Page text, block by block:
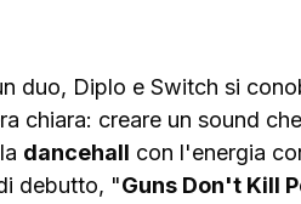
duo, Diplo e Switch si
chiara: creare un sound
dancehall con l'energia
debutto, "Guns Don't Kill